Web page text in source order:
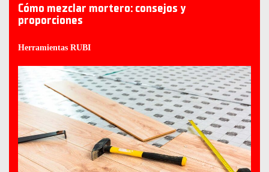
Cómo mezclar mortero: consejos y
proporciones
Herramientas RUBI